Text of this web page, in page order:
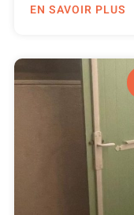
EN SAVOIR PLUS